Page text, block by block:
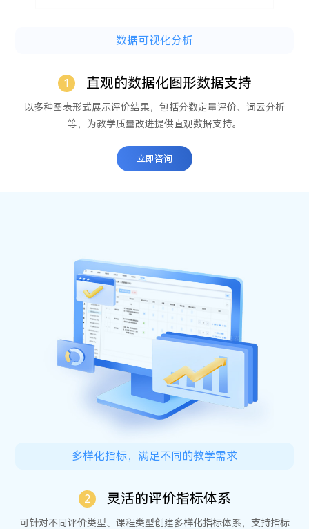
数据可视化分析
1 直观的数据化图形数据支持
以多种图表形式展示评价结果，包括分数定量评价、词云分析
等，为教学质量改进提供直观数据支持。
立即咨询
多样化指标，满足不同的教学需求
2 灵活的评价指标体系
可针对不同评价类型、课程类型创建多样化指标体系，支持指标